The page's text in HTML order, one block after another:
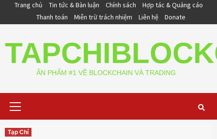
Trang chủ Tin tức & Bàn luận Chính sách
Hợp tác & Quảng cáo
Thanh toán
Miễn trừ trách nhiệm Liên hệ Donate
ẤN PHẨM #1 VỀ BLOCKCHAIN VÀ TRADING
Tạp Chí